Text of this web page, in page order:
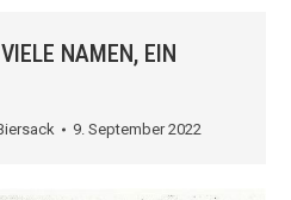
NAMEN, EIN
9. September 2022